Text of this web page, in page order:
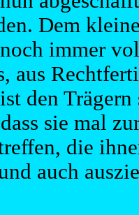
Dem
immer
aus
den
sie mal
die
auch